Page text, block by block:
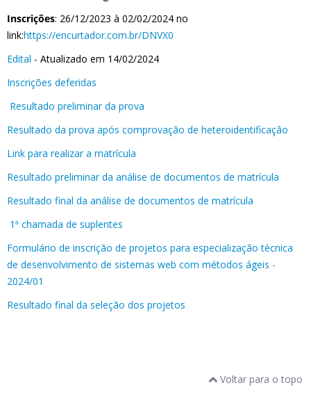
Inscrições: 26/12/2023 à 02/02/2024 no
link:https://encurtador.com.br/DNVX0
Edital - Atualizado em 14/02/2024
Inscrições deferidas
Resultado preliminar da prova
Resultado da prova após comprovação de heteroidentificação
Link para realizar a matrícula
Resultado preliminar da análise de documentos de matrícula
Resultado final da análise de documentos de matrícula
1ª chamada de suplentes
Formulário de inscrição de projetos para especialização técnica
de desenvolvimento de sistemas web com métodos ágeis -
2024/01
Resultado final da seleção dos projetos
Voltar para o topo